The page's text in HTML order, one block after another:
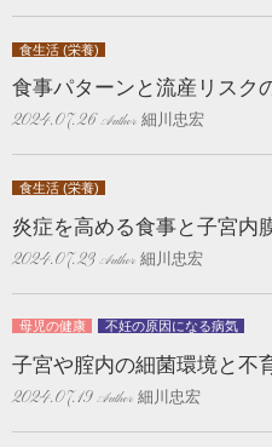
食生活 (栄養)
食事パターンと流産リスク
2024.07.26 細川忠宏
食生活 (栄養)
炎症を高める食事と子宮内
2024.07.23 細川忠宏
母児の健康 不妊の原因になる病気
子宮や腟内の細菌環境と不
2024.07.19 細川忠宏